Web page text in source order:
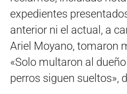
expedientes
anterior ni el actual, a
Ariel Moyano, tomaron
«Solo multaron al
perros siguen sueltos»,